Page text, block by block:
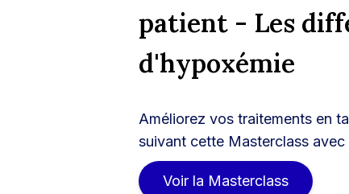
patient - Les
d'hypoxémie
Améliorez vos traitements en
suivant cette Masterclass avec
Voir la Masterclass